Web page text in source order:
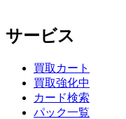
サービス
買取カート
買取強化中
カード検索
パック一覧